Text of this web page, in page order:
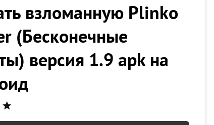
взломанную Plinko
(Бесконечные
версия 1.9 apk на